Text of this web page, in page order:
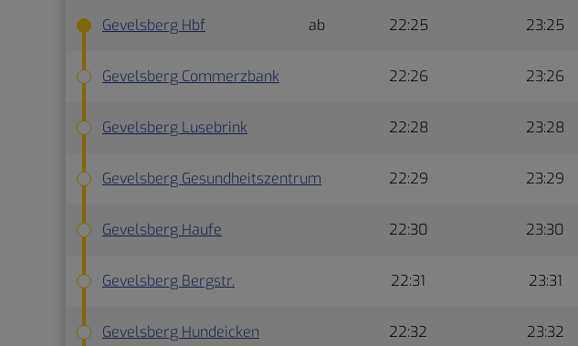
Gevelsberg Hbf ab
Gevelsberg Commerzbank
Gevelsberg Lusebrink
Gevelsberg Gesundheitszentrum
Gevelsberg Haufe
Gevelsberg Bergstr.
Gevelsberg Hundeicken
22:25 23:25
22:26 23:26
22:28 23:28
22:29 23:29
22:30 23:30
22:31 23:31
22:32 23:32